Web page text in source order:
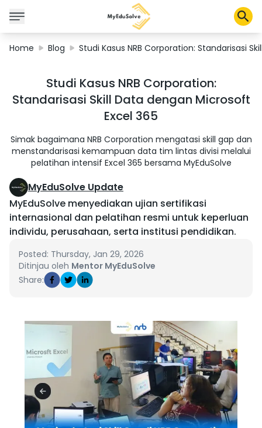
Corporate Solutions
Certifications
Shop
My Cart
Profile
Home Blog Studi Kasus NRB Corporation: Standarisasi
Studi Kasus NRB Corporation:
Standarisasi Skill Data dengan Microsoft
Excel 365
Simak bagaimana NRB Corporation mengatasi skill gap dan
menstandarisasi kemampuan data tim lintas divisi melalui
pelatihan intensif Excel 365 bersama MyEduSolve
MyEduSolve Update
MyEduSolve menyediakan ujian sertifikasi
internasional dan pelatihan resmi untuk keperluan
individu, perusahaan, serta institusi pendidikan.
Posted: Thursday, Jan 29, 2026
Ditinjau oleh Mentor MyEduSolve
Share: